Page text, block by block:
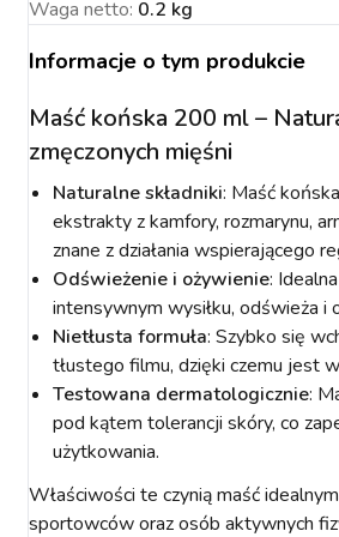
ARTYKUŁY
TECHNICZNE
DO
DLA
KONIA
PAKUJEMY SIĘ NA
ZAWODY
MUCHY W STAJNI.
STOP
ROŚLIN
DO
URZĄDZENIA
POMIAROWE
PSY KOTY
Waga netto: 0.2 kg
Informacje o tym produkcie
Maść końska 200 ml –
zmęczonych mięśni
Naturalne składniki: Maść
ekstrakty z kamfory, rozmarynu,
znane z działania wspierającego
Odświeżenie i ożywienie:
intensywnym wysiłku, odświeża i
Nietłusta formuła: Szybko się
tłustego filmu, dzięki czemu jest
Testowana dermatologicznie:
pod kątem tolerancji skóry, co
użytkowania.
Właściwości te czynią maść
sportowców oraz osób aktywnych